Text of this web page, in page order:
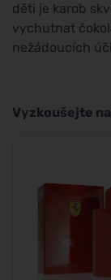
děti je karob
vychutnat
nežádoucích
Vyzkoušejte